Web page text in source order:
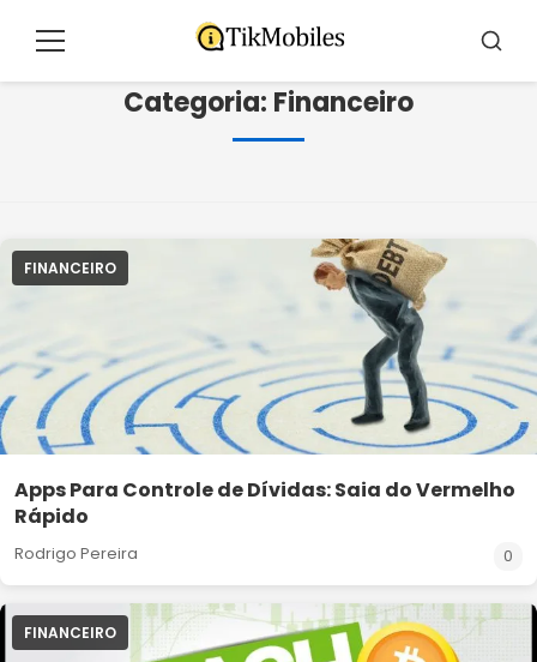
paraMenu
Categoria: Financeiro
FINANCEIRO
Apps Para Controle de Dívidas: Saia do Vermelho
Rápido
Rodrigo Pereira 0
FINANCEIRO